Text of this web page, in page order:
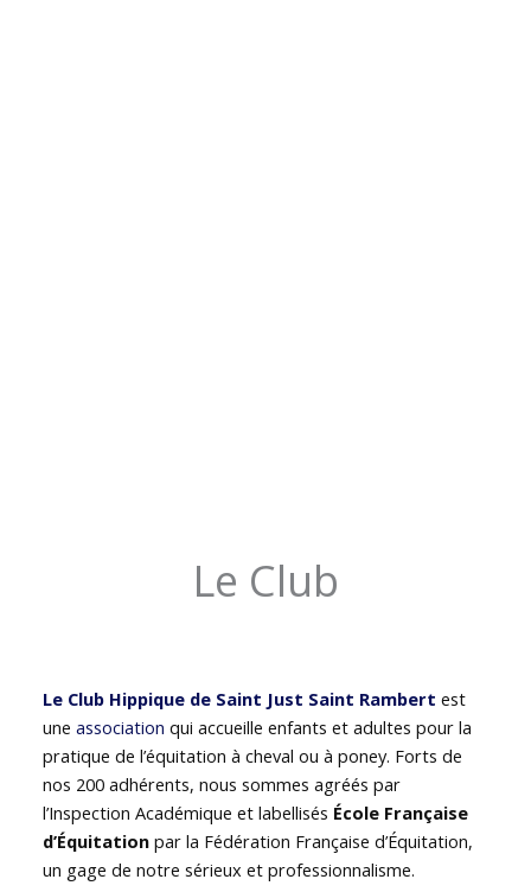
Le Club
Le Club Hippique de Saint Just Saint Rambert est
uneassociation qui accueille enfants et adultes pour la
pratique de l’équitation à cheval ou à poney. Forts de
nos 200 adhérents, nous sommes agréés par
l’Inspection Académique et labellisés École Française
d’Équitation par la Fédération Française d’Équitation,
un gage de notre sérieux et professionnalisme.